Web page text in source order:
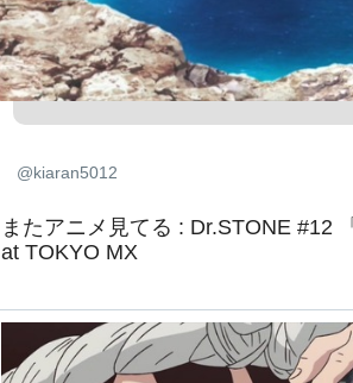
@kiaran5012
またアニメ見てる : Dr.STONE #12
at TOKYO MX